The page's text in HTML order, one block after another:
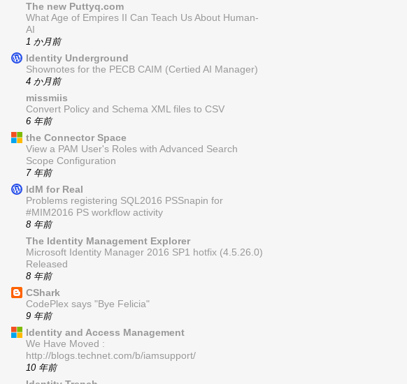
The new Puttyq.com
What Age of Empires II Can Teach Us About Human-
AI
1 か月前
Identity Underground
Shownotes for the PECB CAIM (Certied AI Manager)
4 か月前
missmiis
Convert Policy and Schema XML files to CSV
6 年前
the Connector Space
View a PAM User's Roles with Advanced Search
Scope Configuration
7 年前
IdM for Real
Problems registering SQL2016 PSSnapin for
#MIM2016 PS workflow activity
8 年前
The Identity Management Explorer
Microsoft Identity Manager 2016 SP1 hotfix (4.5.26.0)
Released
8 年前
CShark
CodePlex says "Bye Felicia"
9 年前
Identity and Access Management
We Have Moved :
http://blogs.technet.com/b/iamsupport/
10 年前